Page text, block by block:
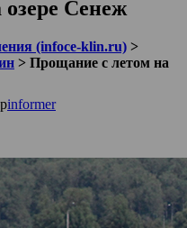
Сенеж
(infoce-klin.ru) >
> Прощание с летом на
informer